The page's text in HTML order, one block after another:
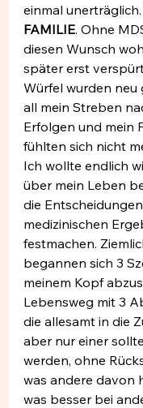
einmal unerträglich.
FAMILIE. Ohne
diesen Wunsch
später erst
Würfel wurden neu
all mein Streben
Erfolgen und mein
fühlten sich nicht
Ich wollte endlich
über mein Leben
die
medizinischen
festmachen.
begannen sich 3
meinem Kopf
Lebensweg mit 3
die allesamt in die
aber nur einer sollte
werden, ohne
was andere davon
was besser bei